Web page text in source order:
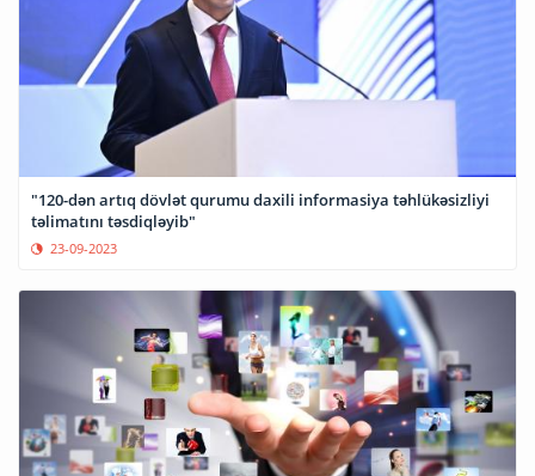
"120-dən artıq dövlət qurumu daxili informasiya təhlükəsizliyi
təlimatını təsdiqləyib"
23-09-2023